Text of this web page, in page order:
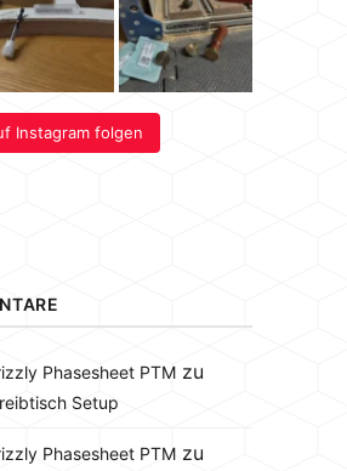
Instagram folgen
Phasesheet PTM zu
Setup
Phasesheet PTM zu